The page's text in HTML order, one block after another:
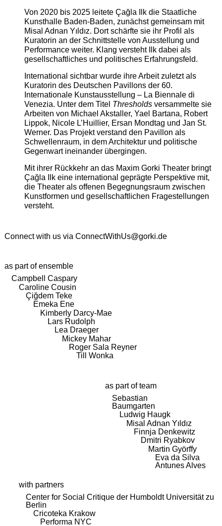
Von 2020 bis 2025 leitete Çağla Ilk die Staatliche
Kunsthalle Baden-Baden, zunächst gemeinsam mit
Misal Adnan Yıldız. Dort schärfte sie ihr Profil als
Kuratorin an der Schnittstelle von Ausstellung und
Performance weiter. Klang versteht Ilk dabei als
gesellschaftliches und politisches Erfahrungsfeld.
International sichtbar wurde ihre Arbeit zuletzt als
Kuratorin des Deutschen Pavillons der 60.
Internationale Kunstausstellung – La Biennale di
Venezia. Unter dem Titel Thresholdsversammelte sie
Arbeiten von Michael Akstaller, Yael Bartana, Robert
Lippok, Nicole L’Huillier, Ersan Mondtag und Jan St.
Werner. Das Projekt verstand den Pavillon als
Schwellenraum, in dem Architektur und politische
Gegenwart ineinander übergingen.
Mit ihrer Rückkehr an das Maxim Gorki Theater bringt
Çağla Ilk eine international geprägte Perspektive mit,
die Theater als offenen Begegnungsraum zwischen
Kunstformen und gesellschaftlichen Fragestellungen
versteht.
Connect with us via ConnectWithUs@gorki.de
as part of ensemble
Campbell Caspary
Caroline Cousin
Çiğdem Teke
Emeka Ene
Kimberly Darcy-Mae
Lars Rudolph
Lea Draeger
Mickey Mahar
Roger Sala Reyner
Till Wonka
as part of team
Sebastian
Baumgarten
Ludwig Haugk
Misal Adnan Yıldız
Finnja Denkewitz
Dmitri Ryabkov
Martin Györffy
Eva da Silva
Antunes Alves
with partners
Center for Social Critique der Humboldt Universität zu
Berlin
Cricoteka Krakow
Performa NYC